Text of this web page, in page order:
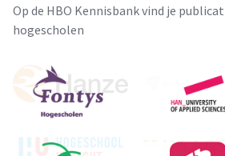
Op de HBO Kennisbank vind je
hogescholen